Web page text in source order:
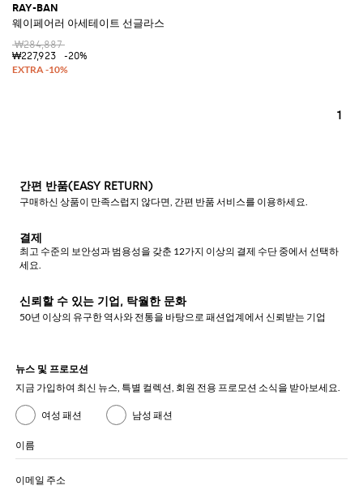
RAY-BAN
웨이페어러 아세테이트 선글라스
₩284,887
₩227,923
-20%
1
간편 반품(EASY RETURN)
구매하신 상품이 만족스럽지 않다면, 간편 반품 서비스를 이용하세요.
결제
최고 수준의 보안성과 범용성을 갖춘 12가지 이상의 결제 수단 중에서 선택하
세요.
신뢰할 수 있는 기업, 탁월한 문화
50년 이상의 유구한 역사와 전통을 바탕으로 패션업계에서 신뢰받는 기업
뉴스 및 프로모션
지금 가입하여 최신 뉴스, 특별 컬렉션, 회원 전용 프로모션 소식을 받아보세요.
여성 패션 남성 패션
이름
이메일 주소